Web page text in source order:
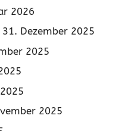
2026
31. Dezember 2025
2025
2025